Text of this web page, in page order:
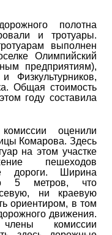
полотна
и тротуары.
выполнен
Олимпийский
предприятиям),
Общая стоимость
году составила
оценили
Комарова. Здесь
на этом участке
пешеходов
дороги. Ширина
5 метров, что
ни краевую
ориентиром, в том
движения.
комиссии